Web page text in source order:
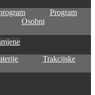
Program
Osobni
Trakcijske